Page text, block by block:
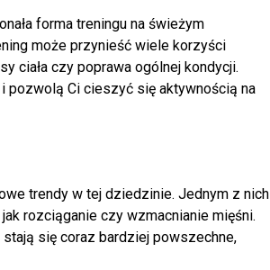
forma treningu na świeżym
może przynieść wiele korzyści
ciała czy poprawa ogólnej kondycji.
pozwolą Ci cieszyć się aktywnością na
trendy w tej dziedzinie. Jednym z nich
rozciąganie czy wzmacnianie mięśni.
się coraz bardziej powszechne,